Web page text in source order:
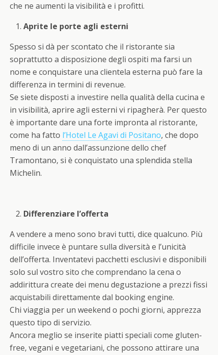
che ne aumenti la visibilità e i profitti.
Aprite le porte agli esterni
Spesso si dà per scontato che il ristorante sia
soprattutto a disposizione degli ospiti ma farsi un
nome e conquistare una clientela esterna può fare la
differenza in termini di revenue.
Se siete disposti a investire nella qualità della cucina e
in visibilità, aprire agli esterni vi ripagherà. Per questo
è importante dare una forte impronta al ristorante,
come ha fatto l’Hotel Le Agavi di Positano, che dopo
meno di un anno dall’assunzione dello chef
Tramontano, si è conquistato una splendida stella
Michelin.
Differenziare l’offerta
A vendere a meno sono bravi tutti, dice qualcuno. Più
difficile invece è puntare sulla diversità e l’unicità
dell’offerta. Inventatevi pacchetti esclusivi e disponibili
solo sul vostro sito che comprendano la cena o
addirittura create dei menu degustazione a prezzi fissi
acquistabili direttamente dal booking engine.
Chi viaggia per un weekend o pochi giorni, apprezza
questo tipo di servizio.
Ancora meglio se inserite piatti speciali come gluten-
free, vegani e vegetariani, che possono attirare una